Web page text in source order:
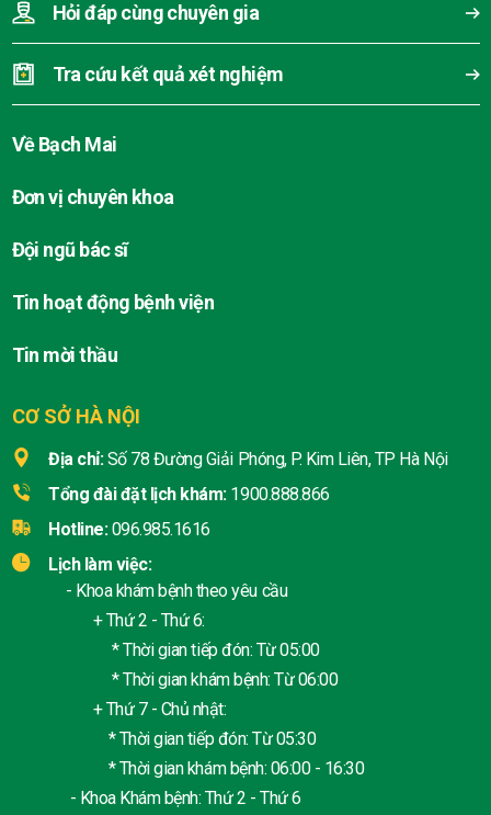
CƠ SỞ HÀ NỘI
Địa chỉ: Số 78 Đường Giải Phóng, P. Kim Liên, TP Hà Nội
Tổng đài đặt lịch khám: 1900.888.866
Hotline: 096.985.1616
Lịch làm việc:
- Khoa khám bệnh theo yêu cầu
+ Thứ 2 - Thứ 6:
* Thời gian tiếp đón: Từ 05:00
* Thời gian khám bệnh: Từ 06:00
+ Thứ 7 - Chủ nhật:
* Thời gian tiếp đón: Từ 05:30
* Thời gian khám bệnh: 06:00 - 16:30
- Khoa Khám bệnh: Thứ 2 - Thứ 6
Hỏi đáp cùng chuyên gia
Tra cứu kết quả xét nghiệm
Về Bạch Mai
Đơn vị chuyên khoa
Đội ngũ bác sĩ
Tin hoạt động bệnh viện
Tin mời thầu